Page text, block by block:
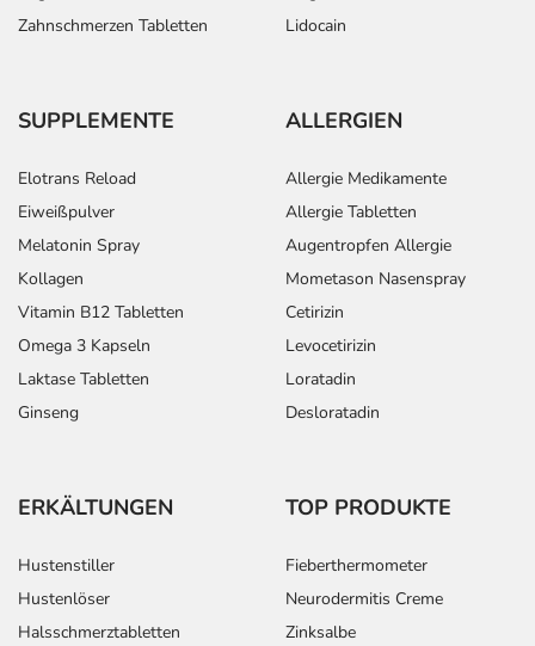
Hormons
- Vermännlichung der Frau
- Sinnestäuschungen (Halluzinationen)
Bemerken Sie eine Befindlichkeitsstörung oder
Veränderung während der Behandlung, wenden Sie sich
an Ihren Arzt oder Apotheker.
Für die Information an dieser Stelle werden vor allem
Nebenwirkungen berücksichtigt, die bei mindestens
einem von 1.000 behandelten Patienten auftreten.
Dosierung
Dosierungsempfehlung:
Jugendliche
Jahren mit 25-
Tabletten
Zahnschmerzen Tabletten
Lidocain
SUPPLEMENTE
Elotrans Reload
Eiweißpulver
Melatonin Spray
Kollagen
Vitamin B12 Tabletten
Omega 3 Kapseln
Laktase Tabletten
Ginseng
ALLERGIEN
Allergie Medikamente
Allergie Tabletten
Augentropfen Allergie
Mometason Nasenspray
Cetirizin
Levocetirizin
Loratadin
Desloratadin
ERKÄLTUNGEN
Hustenstiller
Hustenlöser
Halsschmerztabletten
TOP PRODUKTE
Fieberthermometer
Neurodermitis Creme
Zinksalbe